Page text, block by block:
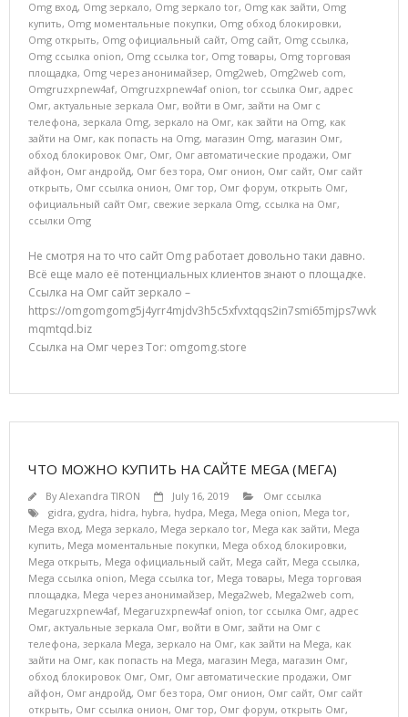
Omg вход, Omg зеркало, Omg зеркало tor, Omg как зайти, Omg
купить, Omg моментальные покупки, Omg обход блокировки,
Omg открыть, Omg официальный сайт, Omg сайт, Omg ссылка,
Omg ссылка onion, Omg ссылка tor, Omg товары, Omg торговая
площадка, Omg через анонимайзер, Omg2web, Omg2web com,
Omgruzxpnew4af, Omgruzxpnew4af onion, tor ссылка Омг, адрес
Омг, актуальные зеркала Омг, войти в Омг, зайти на Омг с
телефона, зеркала Omg, зеркало на Омг, как зайти на Omg, как
зайти на Омг, как попасть на Omg, магазин Omg, магазин Омг,
обход блокировок Омг, Омг, Омг автоматические продажи, Омг
айфон, Омг андройд, Омг без тора, Омг онион, Омг сайт, Омг сайт
открыть, Омг ссылка онион, Омг тор, Омг форум, открыть Омг,
официальный сайт Омг, свежие зеркала Omg, ссылка на Омг,
ссылки Omg
Не смотря на то что сайт Omg работает довольно таки давно.
Всё еще мало её потенциальных клиентов знают о площадке.
Ссылка на Омг сайт зеркало –
https://omgomgomg5j4yrr4mjdv3h5c5xfvxtqqs2in7smi65mjps7wvk
mqmtqd.biz
Ссылка на Омг через Tor: omgomg.store
ЧТО МОЖНО КУПИТЬ НА САЙТЕ MEGA (МЕГА)
ByAlexandra TIRON July 16, 2019
Омг ссылка
gidra, gydra, hidra, hybra, hydpa, Mega, Mega onion, Mega tor,
Mega вход, Mega зеркало, Mega зеркало tor, Mega как зайти, Mega
купить, Mega моментальные покупки, Mega обход блокировки,
Mega открыть, Mega официальный сайт, Mega сайт, Mega ссылка,
Mega ссылка onion, Mega ссылка tor, Mega товары, Mega торговая
площадка, Mega через анонимайзер, Mega2web, Mega2web com,
Megaruzxpnew4af, Megaruzxpnew4af onion, tor ссылка Омг, адрес
Омг, актуальные зеркала Омг, войти в Омг, зайти на Омг с
телефона, зеркала Mega, зеркало на Омг, как зайти на Mega, как
зайти на Омг, как попасть на Mega, магазин Mega, магазин Омг,
обход блокировок Омг, Омг, Омг автоматические продажи, Омг
айфон, Омг андройд, Омг без тора, Омг онион, Омг сайт, Омг сайт
открыть, Омг ссылка онион, Омг тор, Омг форум, открыть Омг,